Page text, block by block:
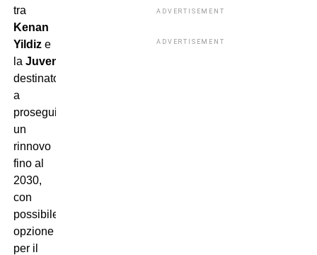
tra
Kenan
Yildize
la Juventus
destinato
a
proseguire:
un
rinnovo
fino al
2030,
con
possibile
opzione
per il
ADVERTISEMENT
ADVERTISEMENT